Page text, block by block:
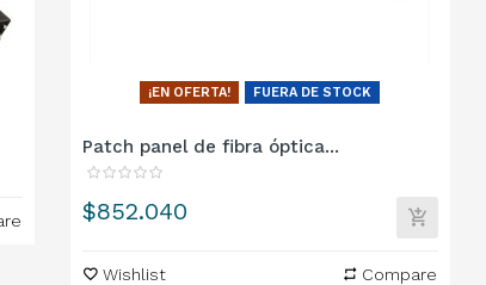
¡EN OFERTA! FUERA DE STOCK
Patch panel de fibra óptica...
Precio
$852.040
Wishlist Compare